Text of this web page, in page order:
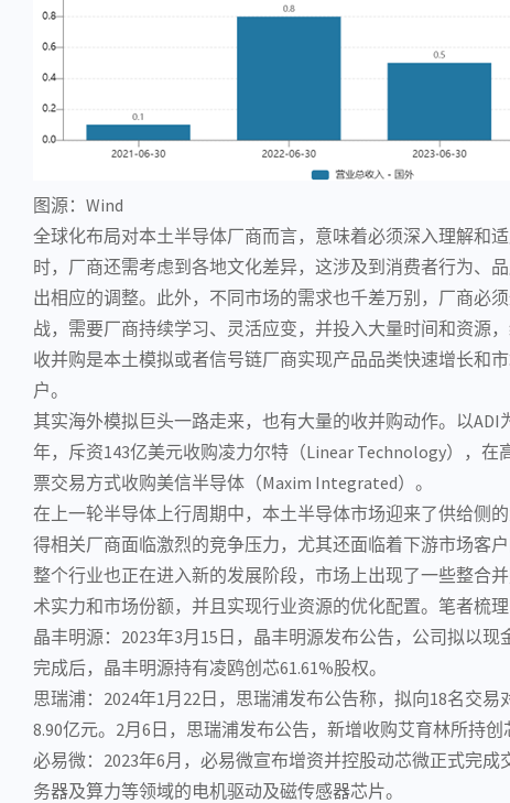
图源：Wind
全球化布局对本土半导体厂商而言，意味着必须深入理解和
时，厂商还需考虑到各地文化差异，这涉及到消费者行为、
出相应的调整。此外，不同市场的需求也千差万别，厂商必
战，需要厂商持续学习、灵活应变，并投入大量时间和资源
收并购是本土模拟或者信号链厂商实现产品品类快速增长和
户。
其实海外模拟巨头一路走来，也有大量的收并购动作。以ADI
年，斥资143亿美元收购凌力尔特（Linear Technology），在
票交易方式收购美信半导体（Maxim Integrated）。
在上一轮半导体上行周期中，本土半导体市场迎来了供给侧
得相关厂商面临激烈的竞争压力，尤其还面临着下游市场客
整个行业也正在进入新的发展阶段，市场上出现了一些整合
术实力和市场份额，并且实现行业资源的优化配置。笔者梳
晶丰明源：2023年3月15日，晶丰明源发布公告，公司拟以
完成后，晶丰明源持有凌鸥创芯61.61%股权。
思瑞浦：2024年1月22日，思瑞浦发布公告称，拟向18名交
8.90亿元。2月6日，思瑞浦发布公告，新增收购艾育林所持
必易微：2023年6月，必易微宣布增资并控股动芯微正式完
务器及算力等领域的电机驱动及磁传感器芯片。